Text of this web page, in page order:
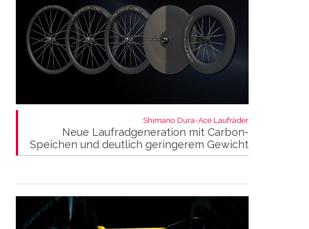
Shimano Dura-Ace Laufräder:
Neue Laufradgeneration mit Carbon-
Speichen und deutlich geringerem Gewicht